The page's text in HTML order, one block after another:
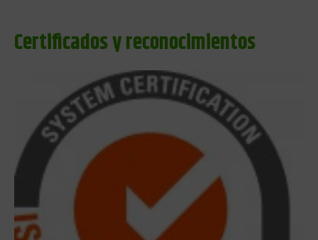
Certificados y reconocimientos